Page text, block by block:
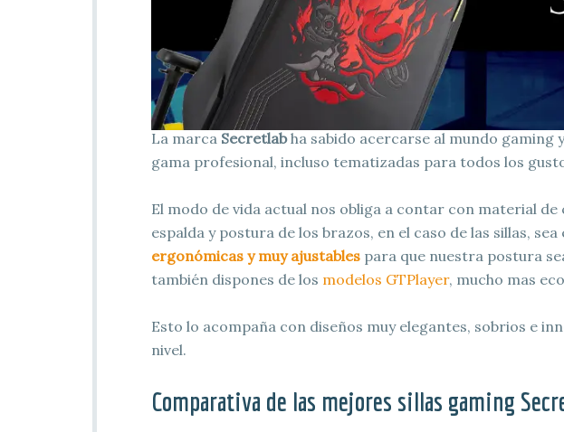
La marca Secretlabha sabido acercarse al mundo
gama profesional, incluso tematizadas para todos los
El modo de vida actual nos obliga a contar con material
espalda y postura de los brazos, en el caso de las sillas,
ergonómicas y muy ajustables para que nuestra postura
también dispones de los modelos GTPlayer, mucho mas
Esto lo acompaña con diseños muy elegantes, sobrios e
nivel.
Comparativa de las mejores sillas gaming